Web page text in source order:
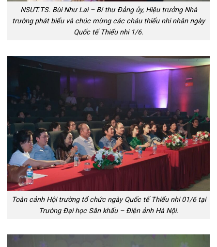
NSƯT.TS. Bùi Như Lai – Bí thư Đảng ủy, Hiệu trưởng Nhà
trường phát biểu và chúc mừng các cháu thiếu nhi nhân ngày
Quốc tế Thiếu nhi 1/6.
Toàn cảnh Hội trường tổ chức ngày Quốc tế Thiếu nhi 01/6 tại
Trường Đại học Sân khấu – Điện ảnh Hà Nội.